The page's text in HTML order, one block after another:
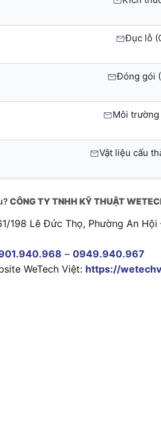
Đục lỗ
Đóng gói
Môi
Vật liệu cấu
CÔNG TY TNHH KỸ THUẬT
198 Lê Đức Thọ, Phường An
– 0949.940.967
WeTech Việt: https://